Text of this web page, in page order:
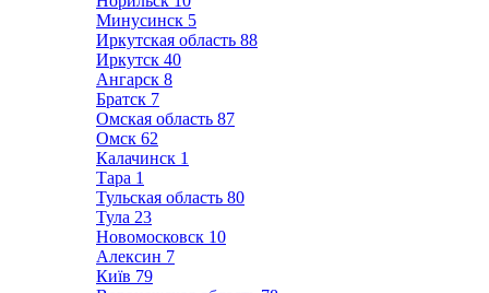
Минусинск 5
Иркутская область 88
Иркутск 40
Ангарск 8
Братск 7
Омская область 87
Омск 62
Калачинск 1
Тара 1
Тульская область 80
Тула 23
Новомосковск 10
Алексин 7
Київ 79